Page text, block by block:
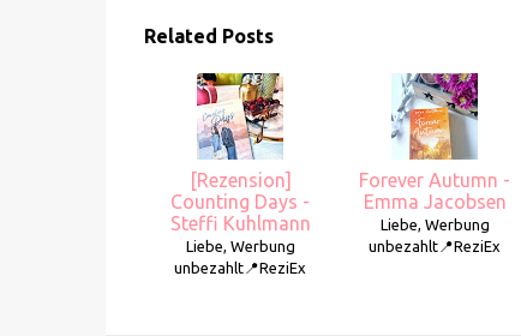
Related Posts
[Rezension]
Counting Days -
Steffi Kuhlmann
Liebe, Werbung
unbezahlt📍ReziEx
Forever Autumn -
Emma Jacobsen
Liebe, Werbung
unbezahlt📍ReziEx